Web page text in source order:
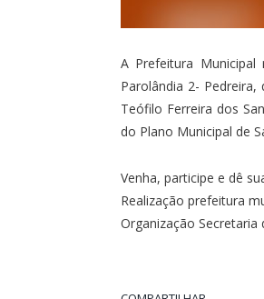
A Prefeitura Municipal
Parolândia 2-
Teófilo Ferreira dos
do Plano Municipal de
Venha, participe e dê
Realização prefeitura
Organização